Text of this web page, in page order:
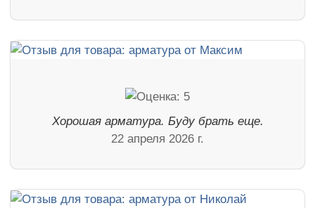
Хорошая арматура. Буду брать еще.
22 апреля 2026 г.